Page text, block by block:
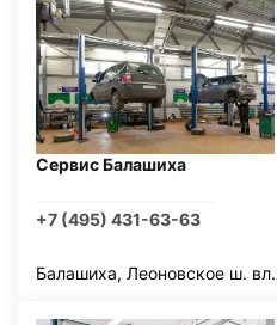
Сервис Балашиха
+7 (495) 431-63-63
Балашиха, Леоновское ш.